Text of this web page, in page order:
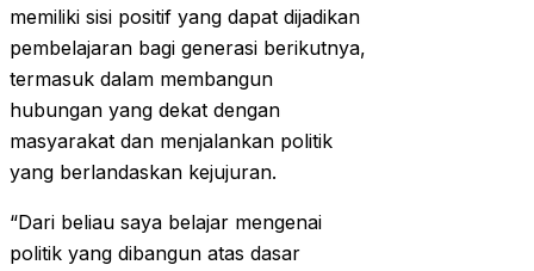
memiliki sisi positif yang dapat dijadikan
pembelajaran bagi generasi berikutnya,
termasuk dalam membangun
hubungan yang dekat dengan
masyarakat dan menjalankan politik
yang berlandaskan kejujuran.
“Dari beliau saya belajar mengenai
politik yang dibangun atas dasar